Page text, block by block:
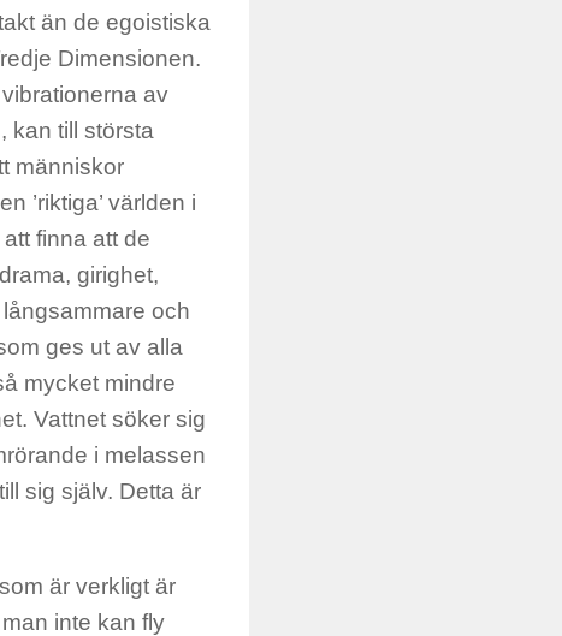
än de egoistiska
Dimensionen.
av
kan till största
människor
’riktiga’ världen i
finna att de
girighet,
och
ges ut av alla
mycket mindre
Vattnet söker sig
i melassen
sig själv. Detta är
är verkligt är
inte kan fly